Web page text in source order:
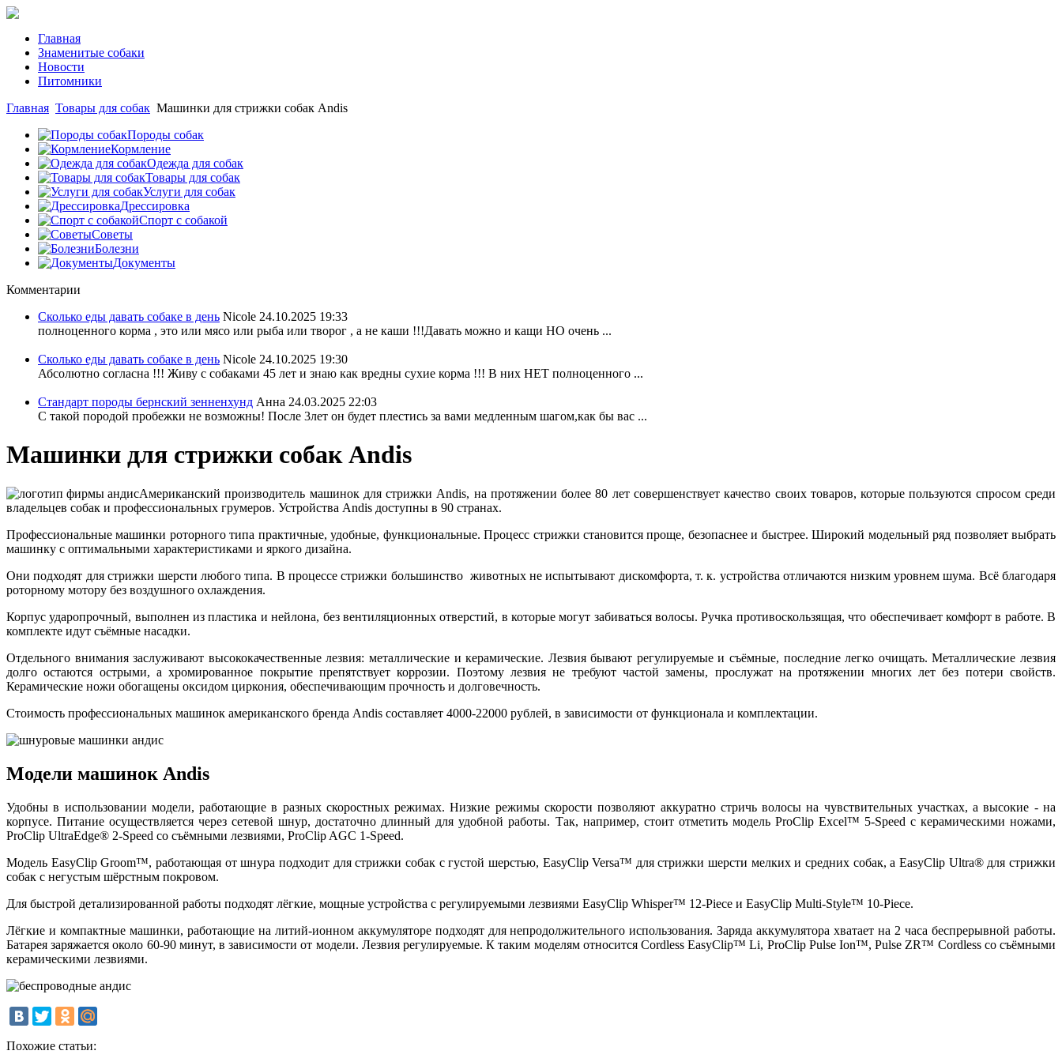
Главная
Знаменитые собаки
Новости
Питомники
Главная Товары для собак Машинки для стрижки собак Andis
Породы собак
Кормление
Одежда для собак
Товары для собак
Услуги для собак
Дрессировка
Спорт с собакой
Советы
Болезни
Документы
Комментарии
Сколько еды давать собаке в день Nicole 24.10.2025 19:33
полноценного корма , это или мясо или рыба или творог , а не каши !!!Давать можно и кащи НО очень ...
Сколько еды давать собаке в день Nicole 24.10.2025 19:30
Абсолютно согласна !!! Живу с собаками 45 лет и знаю как вредны сухие корма !!! В них НЕТ полноценного ...
Стандарт породы бернский зенненхунд Анна 24.03.2025 22:03
С такой породой пробежки не возможны! После 3лет он будет плестись за вами медленным шагом,как бы вас ...
Машинки для стрижки собак Andis
Американский производитель машинок для стрижки Andis, на протяжении более 80 лет совершенствует качество своих товаров, которые пользуются спросом среди
владельцев собак и профессиональных грумеров. Устройства Andis доступны в 90 странах.
Профессиональные машинки роторного типа практичные, удобные, функциональные. Процесс стрижки становится проще, безопаснее и быстрее. Широкий модельный ряд позволяет выбрать
машинку с оптимальными характеристиками и яркого дизайна.
Они подходят для стрижки шерсти любого типа. В процессе стрижки большинство животных не испытывают дискомфорта, т. к. устройства отличаются низким уровнем шума. Всё благодаря
роторному мотору без воздушного охлаждения.
Корпус ударопрочный, выполнен из пластика и нейлона, без вентиляционных отверстий, в которые могут забиваться волосы. Ручка противоскользящая, что обеспечивает комфорт в работе. В
комплекте идут съёмные насадки.
Отдельного внимания заслуживают высококачественные лезвия: металлические и керамические. Лезвия бывают регулируемые и съёмные, последние легко очищать. Металлические лезвия
долго остаются острыми, а хромированное покрытие препятствует коррозии. Поэтому лезвия не требуют частой замены, прослужат на протяжении многих лет без потери свойств.
Керамические ножи обогащены оксидом циркония, обеспечивающим прочность и долговечность.
Стоимость профессиональных машинок американского бренда Andis составляет 4000-22000 рублей, в зависимости от функционала и комплектации.
Модели машинок Andis
Удобны в использовании модели, работающие в разных скоростных режимах. Низкие режимы скорости позволяют аккуратно стричь волосы на чувствительных участках, а высокие - на
корпусе. Питание осуществляется через сетевой шнур, достаточно длинный для удобной работы. Так, например, стоит отметить модель ProClip Excel™ 5-Speed с керамическими ножами,
ProClip UltraEdge® 2-Speed со съёмными лезвиями, ProClip AGC 1-Speed.
Модель EasyClip Groom™, работающая от шнура подходит для стрижки собак с густой шерстью, EasyClip Versa™ для стрижки шерсти мелких и средних собак, а EasyClip Ultra® для стрижки
собак с негустым шёрстным покровом.
Для быстрой детализированной работы подходят лёгкие, мощные устройства с регулируемыми лезвиями EasyClip Whisper™ 12-Piece и EasyClip Multi-Style™ 10-Piece.
Лёгкие и компактные машинки, работающие на литий-ионном аккумуляторе подходят для непродолжительного использования. Заряда аккумулятора хватает на 2 часа беспрерывной работы.
Батарея заряжается около 60-90 минут, в зависимости от модели. Лезвия регулируемые. К таким моделям относится Cordless EasyClip™ Li, ProClip Pulse Ion™, Pulse ZR™ Cordless со съёмными
керамическими лезвиями.
Похожие статьи: